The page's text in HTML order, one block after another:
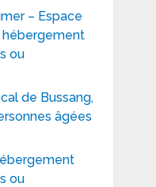
– Espace
hébergement
ou
de Bussang,
âgées
ou